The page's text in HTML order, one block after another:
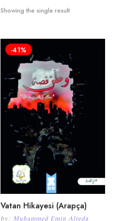
Showing the single result
-41%
Vatan Hikayesi (Arapça)
by: Muhammed Emin Alreda